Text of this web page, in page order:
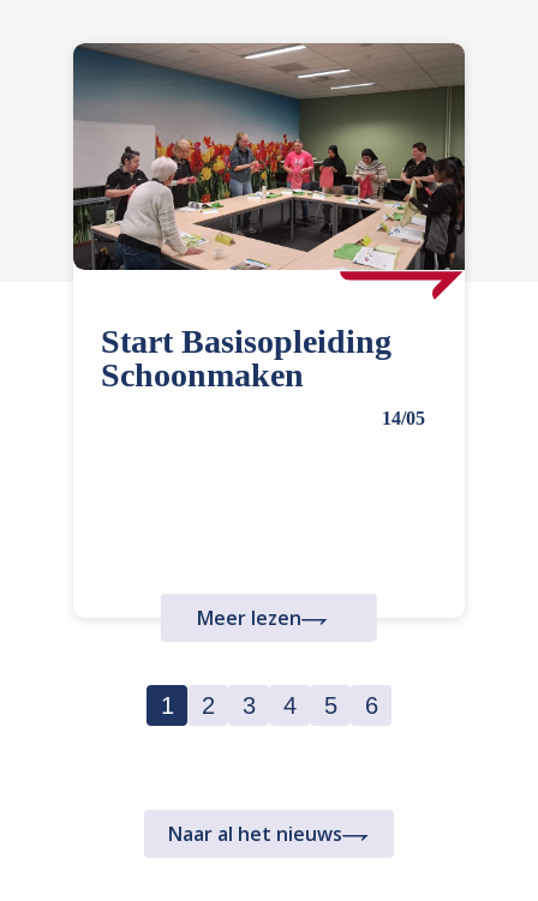
Start Basisopleiding
Schoonmaken
14/05
Meer lezen
1 2 3 4 5 6
Naar al het nieuws